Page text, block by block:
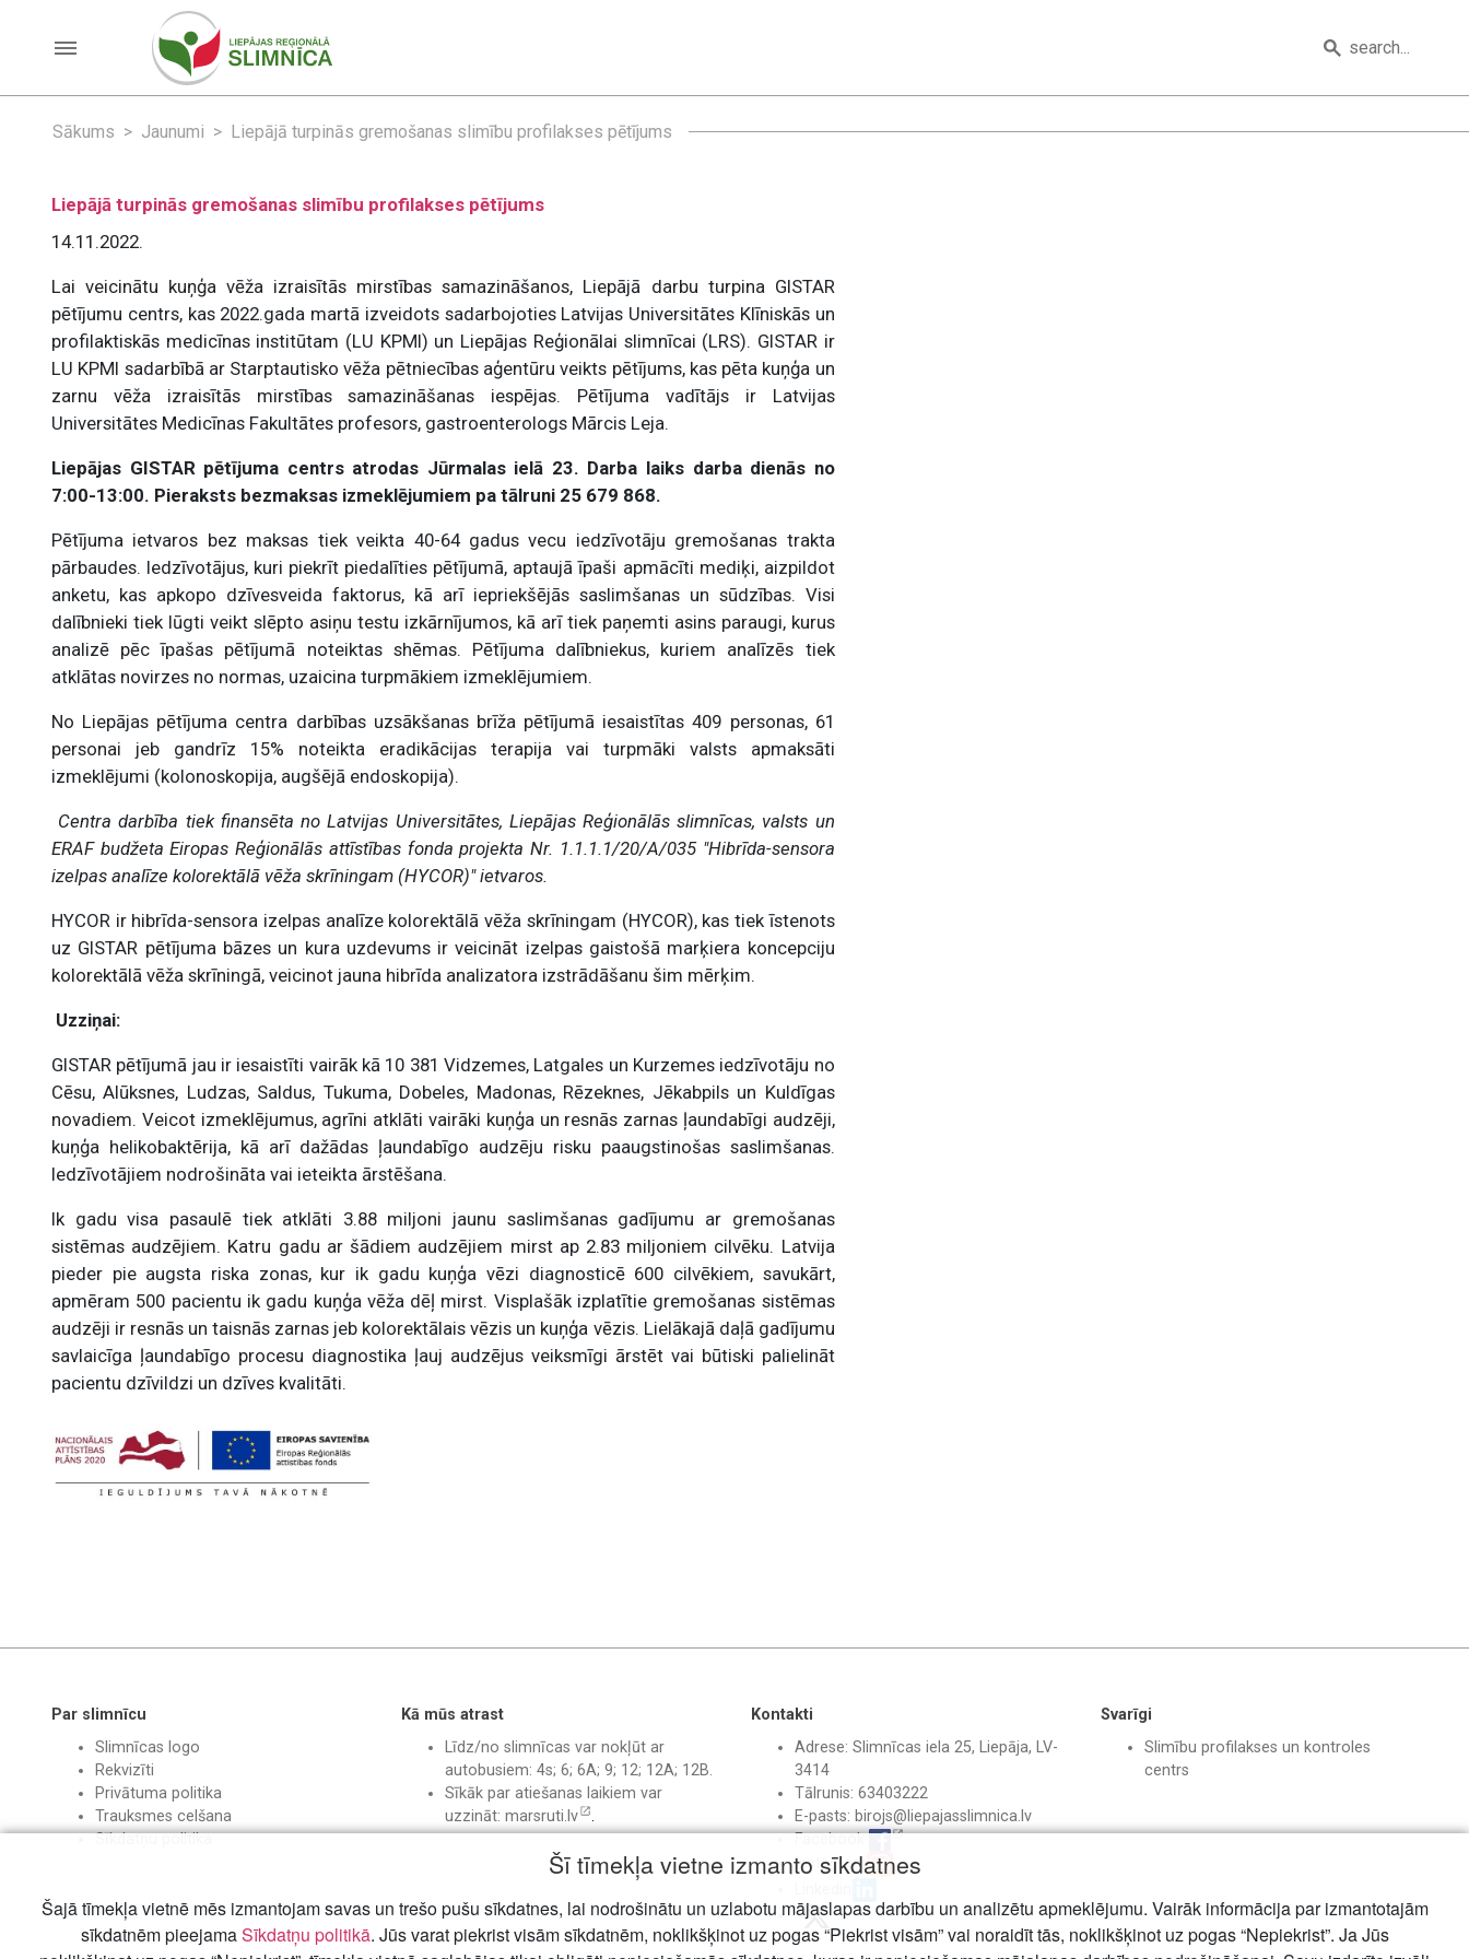
Sākums Jaunumi Liepājā turpinās gremošanas slimību profilakses pētījums
Liepājā turpinās gremošanas slimību profilakses pētījums
14.11.2022.
Lai veicinātu kuņģa vēža izraisītās mirstības samazināšanos, Liepājā darbu turpina GISTAR
pētījumu centrs, kas 2022.gada martā izveidots sadarbojoties Latvijas Universitātes Klīniskās un
profilaktiskās medicīnas institūtam (LU KPMI) un Liepājas Reģionālai slimnīcai (LRS). GISTAR ir
LU KPMI sadarbībā ar Starptautisko vēža pētniecības aģentūru veikts pētījums, kas pēta kuņģa un
zarnu vēža izraisītās mirstības samazināšanas iespējas. Pētījuma vadītājs ir Latvijas
Universitātes Medicīnas Fakultātes profesors, gastroenterologs Mārcis Leja.
Liepājas GISTAR pētījuma centrs atrodas Jūrmalas ielā 23. Darba laiks darba dienās no
7:00-13:00. Pieraksts bezmaksas izmeklējumiem pa tālruni 25 679 868.
Pētījuma ietvaros bez maksas tiek veikta 40-64 gadus vecu iedzīvotāju gremošanas trakta
pārbaudes. Iedzīvotājus, kuri piekrīt piedalīties pētījumā, aptaujā īpaši apmācīti mediķi, aizpildot
anketu, kas apkopo dzīvesveida faktorus, kā arī iepriekšējās saslimšanas un sūdzības. Visi
dalībnieki tiek lūgti veikt slēpto asiņu testu izkārnījumos, kā arī tiek paņemti asins paraugi, kurus
analizē pēc īpašas pētījumā noteiktas shēmas. Pētījuma dalībniekus, kuriem analīzēs tiek
atklātas novirzes no normas, uzaicina turpmākiem izmeklējumiem.
No Liepājas pētījuma centra darbības uzsākšanas brīža pētījumā iesaistītas 409 personas, 61
personai jeb gandrīz 15% noteikta eradikācijas terapija vai turpmāki valsts apmaksāti
izmeklējumi (kolonoskopija, augšējā endoskopija).
Centra darbība tiek finansēta no Latvijas Universitātes, Liepājas Reģionālās slimnīcas, valsts un
ERAF budžeta Eiropas Reģionālās attīstības fonda projekta Nr. 1.1.1.1/20/A/035 "Hibrīda-sensora
izelpas analīze kolorektālā vēža skrīningam (HYCOR)" ietvaros.
HYCOR ir hibrīda-sensora izelpas analīze kolorektālā vēža skrīningam (HYCOR), kas tiek īstenots
uz GISTAR pētījuma bāzes un kura uzdevums ir veicināt izelpas gaistošā marķiera koncepciju
kolorektālā vēža skrīningā, veicinot jauna hibrīda analizatora izstrādāšanu šim mērķim.
Uzziņai:
GISTAR pētījumā jau ir iesaistīti vairāk kā 10 381 Vidzemes, Latgales un Kurzemes iedzīvotāju no
Cēsu, Alūksnes, Ludzas, Saldus, Tukuma, Dobeles, Madonas, Rēzeknes, Jēkabpils un Kuldīgas
novadiem. Veicot izmeklējumus, agrīni atklāti vairāki kuņģa un resnās zarnas ļaundabīgi audzēji,
kuņģa helikobaktērija, kā arī dažādas ļaundabīgo audzēju risku paaugstinošas saslimšanas.
Iedzīvotājiem nodrošināta vai ieteikta ārstēšana.
Ik gadu visa pasaulē tiek atklāti 3.88 miljoni jaunu saslimšanas gadījumu ar gremošanas
sistēmas audzējiem. Katru gadu ar šādiem audzējiem mirst ap 2.83 miljoniem cilvēku. Latvija
pieder pie augsta riska zonas, kur ik gadu kuņģa vēzi diagnosticē 600 cilvēkiem, savukārt,
apmēram 500 pacientu ik gadu kuņģa vēža dēļ mirst. Visplašāk izplatītie gremošanas sistēmas
audzēji ir resnās un taisnās zarnas jeb kolorektālais vēzis un kuņģa vēzis. Lielākajā daļā gadījumu
savlaicīga ļaundabīgo procesu diagnostika ļauj audzējus veiksmīgi ārstēt vai būtiski palielināt
pacientu dzīvildzi un dzīves kvalitāti.
Par slimnīcu
Slimnīcas logo
Rekvizīti
Privātuma politika
Trauksmes celšana
Sīkdatņu politika
Kā mūs atrast
Līdz/no slimnīcas var nokļūt ar
autobusiem: 4s; 6; 6A; 9; 12; 12A; 12B.
Sīkāk par atiešanas laikiem var
uzzināt: marsruti.lv .
Kontakti
Adrese: Slimnīcas iela 25, Liepāja, LV-
3414
Tālrunis: 63403222
E-pasts: birojs@liepajasslimnica.lv
Facebook
Instagram
Svarīgi
Slimību profilakses un kontroles
centrs
Šī tīmekļa vietne izmanto sīkdatnes
Šajā tīmekļa vietnē mēs izmantojam savas un trešo pušu sīkdatnes, lai nodrošinātu un uzlabotu mājaslapas darbību un analizētu apmeklējumu. Vairāk informācija par izmantotajām
sīkdatnēm pieejamaSīkdatņu politikā. Jūs varat piekrist visām sīkdatnēm, noklikšķinot uz pogas “Piekrist visām” vai noraidīt tās, noklikšķinot uz pogas “Nepiekrist”. Ja Jūs